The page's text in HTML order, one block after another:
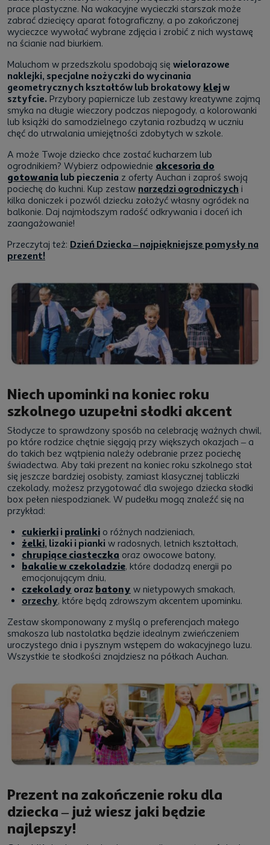
prace plastyczne. Na wakacyjne wycieczki starszak może
zabrać dziecięcy aparat fotograficzny, a po zakończonej
wycieczce wywołać wybrane zdjęcia i zrobić z nich wystawę
na ścianie nad biurkiem.
Maluchom w przedszkolu spodobają się wielorazowe
naklejki, specjalne nożyczki do wycinania
geometrycznych kształtów lub brokatowy klejw
sztyfcie. Przybory papiernicze lub zestawy kreatywne zajmą
smyka na długie wieczory podczas niepogody, a kolorowanki
lub książki do samodzielnego czytania rozbudzą w uczniu
chęć do utrwalania umiejętności zdobytych w szkole.
A może Twoje dziecko chce zostać kucharzem lub
ogrodnikiem? Wybierz odpowiednie akcesoria do
gotowania lub pieczenia z oferty Auchan i zaproś swoją
pociechę do kuchni. Kup zestaw narzędzi ogrodniczych i
kilka doniczek i pozwól dziecku założyć własny ogródek na
balkonie. Daj najmłodszym radość odkrywania i doceń ich
zaangażowanie!
Przeczytaj też: Dzień Dziecka – najpiękniejsze pomysły na
prezent!
Niech upominki na koniec roku
szkolnego uzupełni słodki akcent
Słodycze to sprawdzony sposób na celebrację ważnych chwil,
po które rodzice chętnie sięgają przy większych okazjach – a
do takich bez wątpienia należy odebranie przez pociechę
świadectwa. Aby taki prezent na koniec roku szkolnego stał
się jeszcze bardziej osobisty, zamiast klasycznej tabliczki
czekolady, możesz przygotować dla swojego dziecka słodki
box pełen niespodzianek. W pudełku mogą znaleźć się na
przykład:
cukierki i pralinki o różnych nadzieniach,
żelki, lizaki i pianki w radosnych, letnich kształtach,
chrupiące ciasteczka oraz owocowe batony,
bakalie w czekoladzie, które dodadzą energii po
emocjonującym dniu,
czekolady oraz batony w nietypowych smakach,
orzechy, które będą zdrowszym akcentem upominku.
Zestaw skomponowany z myślą o preferencjach małego
smakosza lub nastolatka będzie idealnym zwieńczeniem
uroczystego dnia i pysznym wstępem do wakacyjnego luzu.
Wszystkie te słodkości znajdziesz na półkach Auchan.
Prezent na zakończenie roku dla
dziecka – już wiesz jaki będzie
najlepszy!